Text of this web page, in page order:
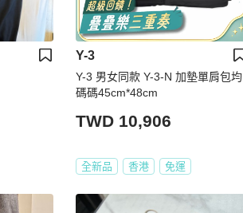
Y-3
Y-3 男女同款 Y-3-N 加墊單肩包均
碼碼45cm*48cm
TWD 10,906
全新品 香港 免運